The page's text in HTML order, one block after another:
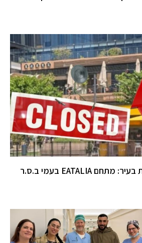
רעידת אדמה קולינרית בעיר: מתחם EATALIA בעמי ב.ס.ר